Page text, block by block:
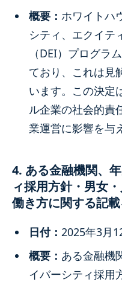
概要： ホワイトハ
シティ、エクイテ
（DEI）プログラ
ており、これは見
います。この決定
ル企業の社会的責
業運営に影響を与
4. ある金融機関、
ィ採用方針・男女
働き方に関する記
日付： 2025年3月
概要： ある金融機
イバーシティ採用